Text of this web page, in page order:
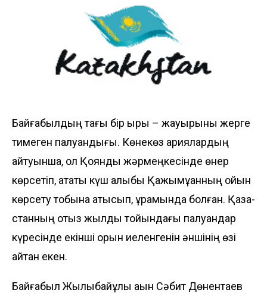
Байғабылдың тағы бір қыры – жауырыны жерге
тимеген палуандығы. Көне­көз қариялардың
айтуынша, ол Қоянды жәрмең­кесінде өнер
көрсетіп, атақты күш алыбы Қажымұқанның ойын
көрсету тобына қаты­сып, құрамында болған. Қа­зақ­
станның отыз жылдық то­йын­дағы палуандар
күре­сінде екінші орын иеленгенін әншінің өзі
айтқан екен.
Байғабыл Жылқыбай­ұлы ақын Сәбит Дөнентаев